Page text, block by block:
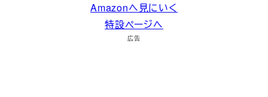
Amazonへ見にいく
特設ページへ
広告